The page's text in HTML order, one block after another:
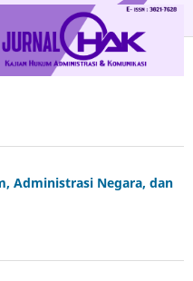
Administrasi Negara, dan